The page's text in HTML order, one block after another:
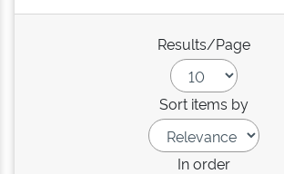
Results/Page
Sort items by
In order